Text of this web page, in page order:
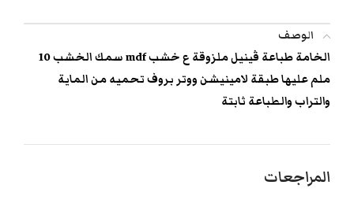
الوصف
الخامة طباعة ڤينيل ملزوقة ع خشب mdf سمك الخشب 10
ملم عليها طبقة لامينيشن ووتر بروف تحميه من الماية
والتراب والطباعة ثابتة
المراجعات